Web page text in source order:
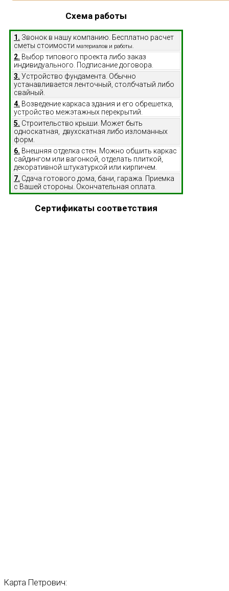
Схема работы
1. Звонок в нашу компанию. Бесплатно расчет
сметы стоимости материалов и работы.
2. Выбор типового проекта либо заказ
индивидуального. Подписание договора.
3. Устройство фундамента. Обычно
устанавливается ленточный, столбчатый либо
свайный.
4. Возведение каркаса здания и его обрешетка,
устройство межэтажных перекрытий.
5. Строительство крыши. Может быть
односкатная, двухскатная либо изломанных
форм.
6. Внешняя отделка стен. Можно обшить каркас
сайдингом или вагонкой, отделать плиткой,
декоративной штукатуркой или кирпичем.
7. Сдача готового дома, бани, гаража. Приемка
с Вашей стороны. Окончательная оплата.
Сертификаты соответствия
Карта Петрович: